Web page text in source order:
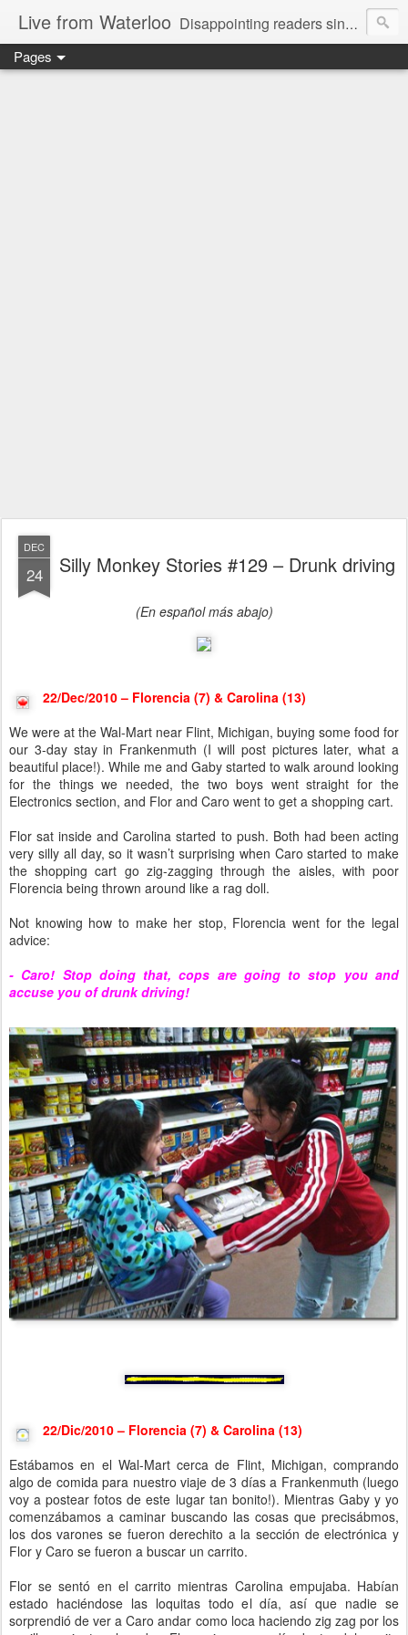
Live from Waterloo Disappointing readers since 2006
Pages
DEC
24 Silly Monkey Stories #129 – Drunk driving
(En español más abajo)
22/Dec/2010 – Florencia (7) & Carolina (13)
We were at the Wal-Mart near Flint, Michigan, buying some food for
our 3-day stay in Frankenmuth (I will post pictures later, what a
beautiful place!). While me and Gaby started to walk around looking
for the things we needed, the two boys went straight for the
Electronics section, and Flor and Caro went to get a shopping cart.
Flor sat inside and Carolina started to push. Both had been acting
very silly all day, so it wasn’t surprising when Caro started to make
the shopping cart go zig-zagging through the aisles, with poor
Florencia being thrown around like a rag doll.
Not knowing how to make her stop, Florencia went for the legal
advice:
- Caro! Stop doing that, cops are going to stop you and
accuse you of drunk driving!
22/Dic/2010 – Florencia (7) & Carolina (13)
Estábamos en el Wal-Mart cerca de Flint, Michigan, comprando
algo de comida para nuestro viaje de 3 días a Frankenmuth (luego
voy a postear fotos de este lugar tan bonito!). Mientras Gaby y yo
comenzábamos a caminar buscando las cosas que precisábmos,
los dos varones se fueron derechito a la sección de electrónica y
Flor y Caro se fueron a buscar un carrito.
Flor se sentó en el carrito mientras Carolina empujaba. Habían
estado haciéndose las loquitas todo el día, así que nadie se
sorprendió de ver a Caro andar como loca haciendo zig zag por los